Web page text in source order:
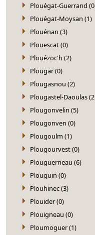
Plouégat-Guerrand
Plouégat-Moysan (1)
Plouénan (3)
Plouescat (0)
Plouézoc'h (2)
Plougar (0)
Plougasnou (2)
Plougastel-Daoulas
Plougonvelin (5)
Plougonven (0)
Plougoulm (1)
Plougourvest (0)
Plouguerneau (6)
Plouguin (0)
Plouhinec (3)
Plouider (0)
Plouigneau (0)
Ploumoguer (1)